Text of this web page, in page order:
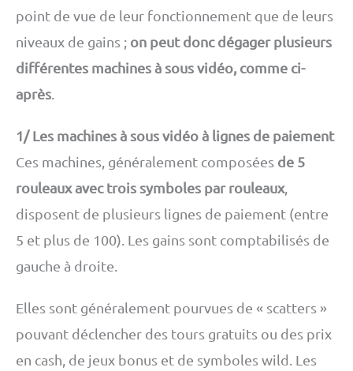
point de vue de leur fonctionnement que de leurs
niveaux de gains ; on peut donc dégager plusieurs
différentes machines à sous vidéo, comme ci-
après.
1/ Les machines à sous vidéo à lignes de paiement
Ces machines, généralement composées de 5
rouleaux avec trois symboles par rouleaux,
disposent de plusieurs lignes de paiement (entre
5 et plus de 100). Les gains sont comptabilisés de
gauche à droite.
Elles sont généralement pourvues de « scatters »
pouvant déclencher des tours gratuits ou des prix
en cash, de jeux bonus et de symboles wild. Les